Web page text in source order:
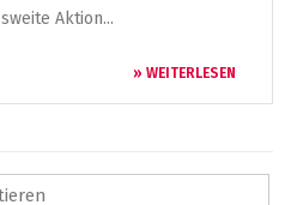
Aktion...
» WEITERLESEN